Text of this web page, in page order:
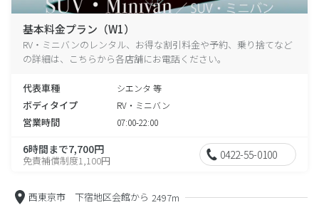
基本料金プラン（W1）
RV・ミニバンのレンタル、お得な割引料金や予約、乗り捨てなど
の詳細は、こちらから各店舗にお電話ください。
代表車種 シエンタ 等
ボディタイプ RV・ミニバン
営業時間 07:00-22:00
6時間まで7,700円
免責補償制度1,100円 0422-55-0100
西東京市 下宿地区会館から 2497m